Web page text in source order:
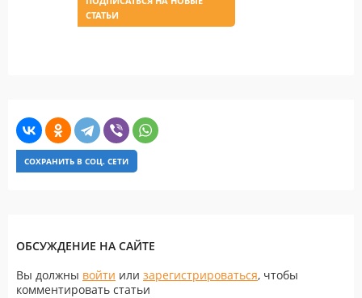
СТАТЬИ
СОХРАНИТЬ В СОЦ. СЕТИ
ОБСУЖДЕНИЕ НА САЙТЕ
Вы должны войти или зарегистрироваться, чтобы
комментировать статьи